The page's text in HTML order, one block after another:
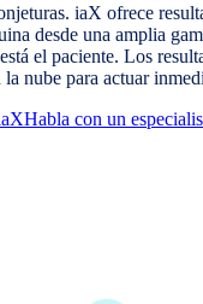
iaX ofrece
desde una amplia
el paciente. Los
nube para actuar
Habla con un